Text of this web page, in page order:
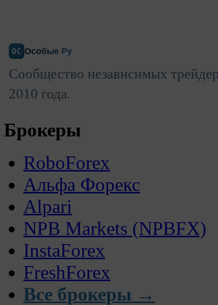
ОС Особые Ру
Сообщество независимых
2010 года.
Брокеры
RoboForex
Альфа Форекс
Alpari
NPB Markets (NPBFX)
InstaForex
FreshForex
Все брокеры →